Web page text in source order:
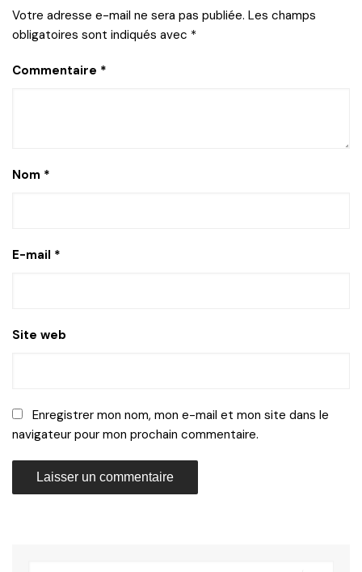
Votre adresse e-mail ne sera pas publiée. Les champs
obligatoires sont indiqués avec *
Commentaire *
Nom *
E-mail *
Site web
Enregistrer mon nom, mon e-mail et mon site dans le
navigateur pour mon prochain commentaire.